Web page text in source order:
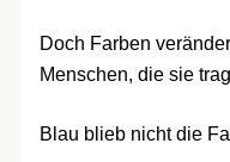
Doch Farben
Menschen, die sie
Blau blieb nicht die